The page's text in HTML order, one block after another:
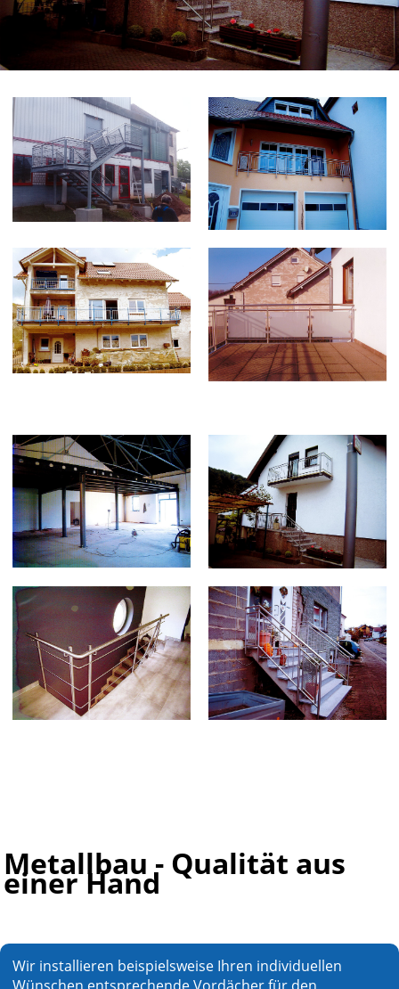
Metallbau - Qualität aus
einer Hand
Wir installieren beispielsweise Ihren individuellen